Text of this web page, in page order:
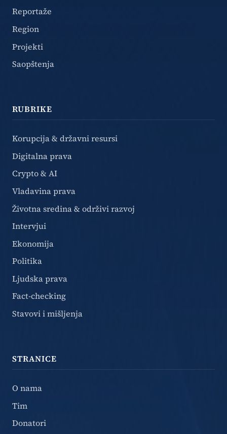
Reportaže
Region
Projekti
Saopštenja
RUBRIKE
Korupcija & državni resursi
Digitalna prava
Crypto & AI
Vladavina prava
Životna sredina & održivi razvoj
Intervjui
Ekonomija
Politika
Ljudska prava
Fact-checking
Stavovi i mišljenja
STRANICE
O nama
Tim
Donatori